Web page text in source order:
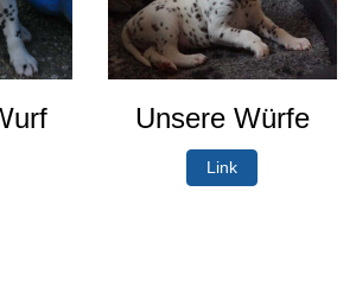
Unsere Würfe
Link